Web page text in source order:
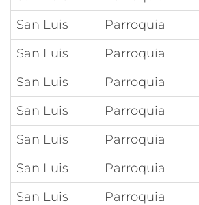
San Luis
Parroquia
San Luis
Parroquia
San Luis
Parroquia
San Luis
Parroquia
San Luis
Parroquia
San Luis
Parroquia
San Luis
Parroquia